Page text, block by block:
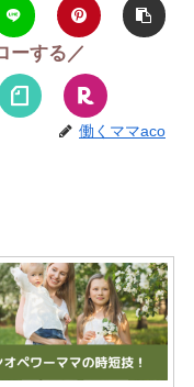
ーする／
働くママaco